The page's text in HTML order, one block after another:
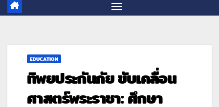
EDUCATION
ทิพยประกันภัย ขับเคลื่อน
ศาสตร์พระราชา: ศึกษา